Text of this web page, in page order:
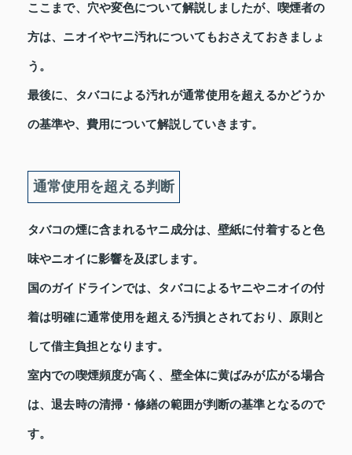
ここまで、穴や変色について解説しましたが、喫煙者の
方は、ニオイやヤニ汚れについてもおさえておきましょ
う。
最後に、タバコによる汚れが通常使用を超えるかどうか
の基準や、費用について解説していきます。
通常使用を超える判断
タバコの煙に含まれるヤニ成分は、壁紙に付着すると色
味やニオイに影響を及ぼします。
国のガイドラインでは、タバコによるヤニやニオイの付
着は明確に通常使用を超える汚損とされており、原則と
して借主負担となります。
室内での喫煙頻度が高く、壁全体に黄ばみが広がる場合
は、退去時の清掃・修繕の範囲が判断の基準となるので
す。